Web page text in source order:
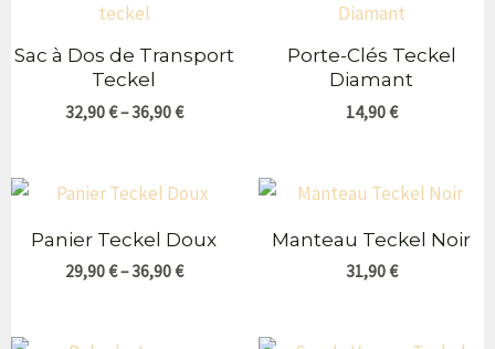
Sac à Dos de Transport
Teckel
32,90€–36,90€
Porte-Clés Teckel
Diamant
14,90€
Panier Teckel Doux
29,90€–36,90€
Manteau Teckel Noir
31,90€